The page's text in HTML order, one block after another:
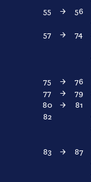
55
→ 56
57 → 74
75
→ 76
77
→ 79
80
→ 81
82
83
→ 87